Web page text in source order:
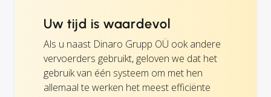
Uw tijd is waardevol
Als u naast Dinaro Grupp OÜ ook andere
vervoerders gebruikt, geloven we dat het
gebruik van één systeem om met hen
allemaal te werken het meest efficiënte